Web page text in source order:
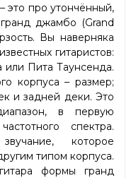
это про утончённый,
джамбо (Grand
Вы наверняка
гитаристов:
или Пита Таунсенда.
корпуса – размер;
и задней деки. Это
в первую
спектра.
которое
типом корпуса.
формы гранд